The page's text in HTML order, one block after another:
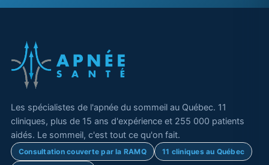
Les spécialistes de l'apnée du sommeil au Québec. 11
cliniques, plus de 15 ans d'expérience et 255 000 patients
aidés. Le sommeil, c'est tout ce qu'on fait.
Consultation couverte par la RAMQ 11 cliniques au Québec